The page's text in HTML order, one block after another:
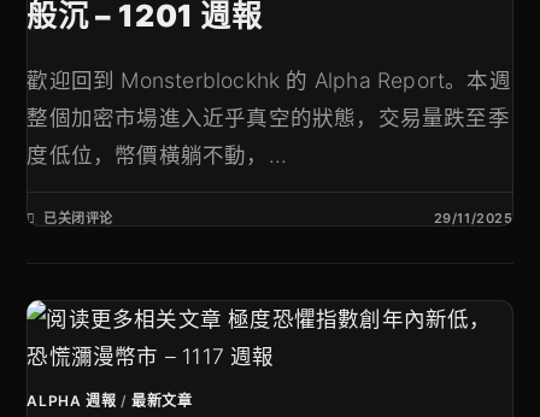
般沉 – 1201 週報
歡迎回到 Monsterblockhk 的 Alpha Report。本週
整個加密市場進入近乎真空的狀態，交易量跌至季
度低位，幣價橫躺不動，...
已关闭评论 29/11/2025
ALPHA 週報 /最新文章